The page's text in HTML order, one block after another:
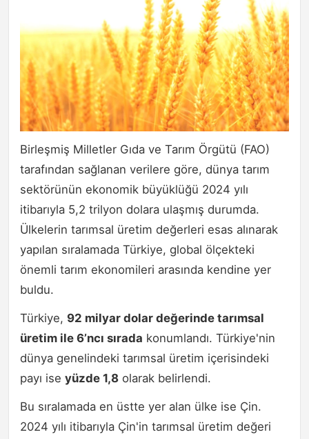
Birleşmiş Milletler Gıda ve Tarım Örgütü (FAO)
tarafından sağlanan verilere göre, dünya tarım
sektörünün ekonomik büyüklüğü 2024 yılı
itibarıyla 5,2 trilyon dolara ulaşmış durumda.
Ülkelerin tarımsal üretim değerleri esas alınarak
yapılan sıralamada Türkiye, global ölçekteki
önemli tarım ekonomileri arasında kendine yer
buldu.
Türkiye, 92 milyar dolar değerinde tarımsal
üretim ile 6’ncı sırada konumlandı. Türkiye'nin
dünya genelindeki tarımsal üretim içerisindeki
payı ise yüzde 1,8 olarak belirlendi.
Bu sıralamada en üstte yer alan ülke ise Çin.
2024 yılı itibarıyla Çin'in tarımsal üretim değeri